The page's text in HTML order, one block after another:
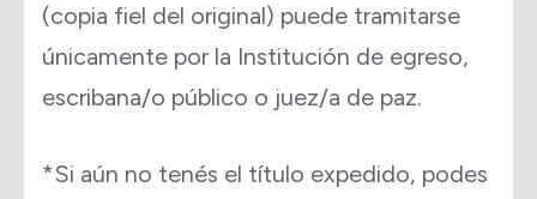
(copia fiel del original) puede tramitarse
únicamente por la Institución de egreso,
escribana/o público o juez/a de paz.
*Si aún no tenés el título expedido, podes